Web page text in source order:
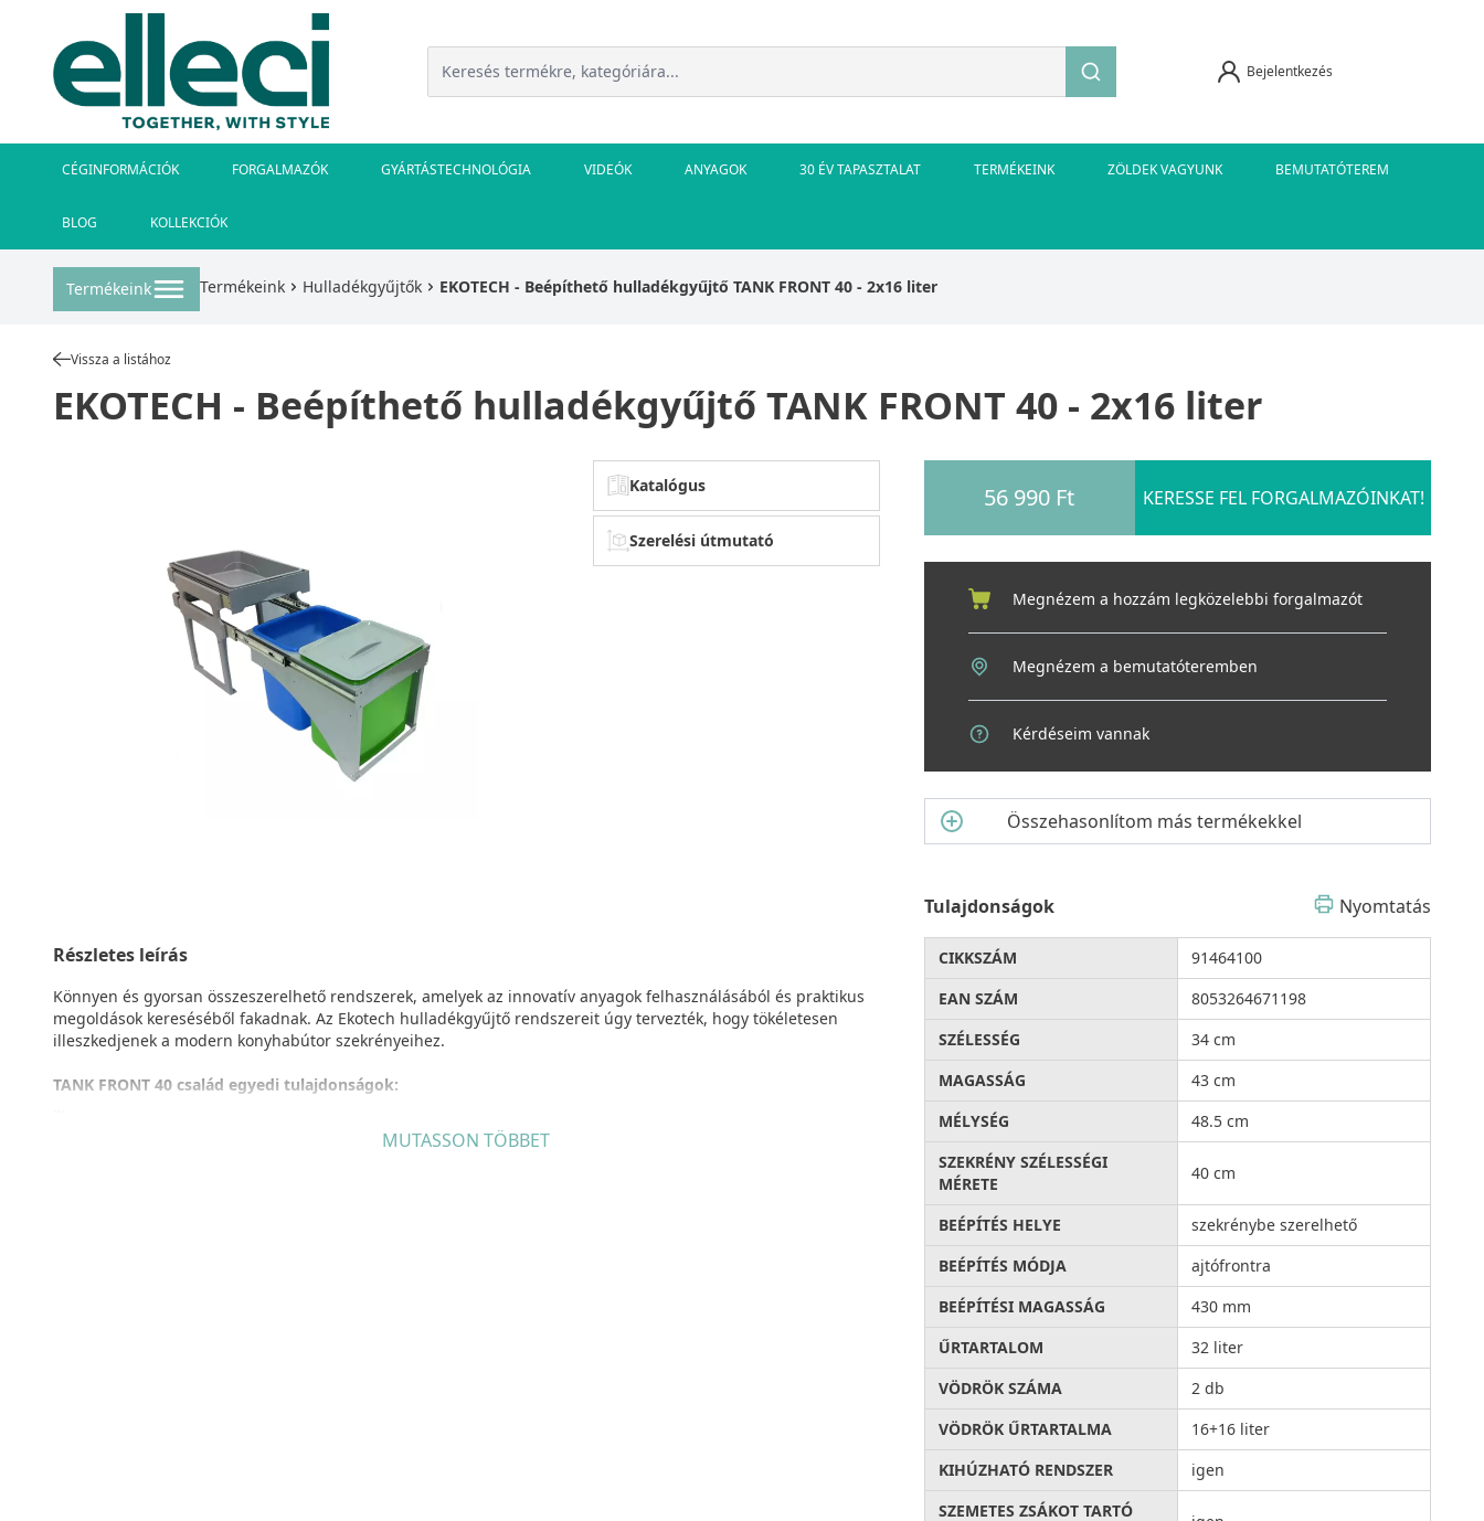
Bejelentkezés
CÉGINFORMÁCIÓK FORGALMAZÓK GYÁRTÁSTECHNOLÓGIA VIDEÓK ANYAGOK 30 ÉV TAPASZTALAT TERMÉKEINK ZÖLDEK VAGYUNK BEMUTATÓTEREM
BLOG KOLLEKCIÓK
Termékeink Termékeink Hulladékgyűjtők EKOTECH - Beépíthető hulladékgyűjtő TANK FRONT 40 - 2x16 liter
Vissza a listához
EKOTECH - Beépíthető hulladékgyűjtő TANK FRONT 40 - 2x16 liter
Katalógus
Szerelési útmutató
Részletes leírás
Könnyen és gyorsan összeszerelhető rendszerek, amelyek az innovatív anyagok felhasználásából és praktikus
megoldások kereséséből fakadnak. Az Ekotech hulladékgyűjtő rendszereit úgy tervezték, hogy tökéletesen
illeszkedjenek a modern konyhabútor szekrényeihez.
TANK FRONT 40 család egyedi tulajdonságok:
, szelektív hulladékgyűjtéshez.
MUTASSON TÖBBET
56 990 Ft KERESSE FEL FORGALMAZÓINKAT!
Megnézem a hozzám legközelebbi forgalmazót
Megnézem a bemutatóteremben
Kérdéseim vannak
Összehasonlítom más termékekkel
Tulajdonságok Nyomtatás
CIKKSZÁM
91464100
EAN SZÁM
8053264671198
SZÉLESSÉG
34 cm
MAGASSÁG
43 cm
MÉLYSÉG
48.5 cm
SZEKRÉNY SZÉLESSÉGI
MÉRETE
40 cm
BEÉPÍTÉS HELYE
szekrénybe szerelhető
BEÉPÍTÉS MÓDJA
ajtófrontra
BEÉPÍTÉSI MAGASSÁG
430 mm
ŰRTARTALOM
32 liter
VÖDRÖK SZÁMA
2 db
VÖDRÖK ŰRTARTALMA
16+16 liter
KIHÚZHATÓ RENDSZER
igen
SZEMETES ZSÁKOT TARTÓ